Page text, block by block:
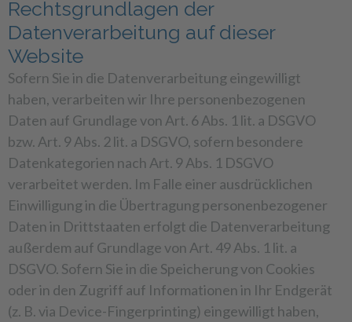
Rechtsgrundlagen der
Datenverarbeitung auf dieser
Website
Sofern Sie in die Datenverarbeitung eingewilligt
haben, verarbeiten wir Ihre personenbezogenen
Daten auf Grundlage von Art. 6 Abs. 1 lit. a DSGVO
bzw. Art. 9 Abs. 2 lit. a DSGVO, sofern besondere
Datenkategorien nach Art. 9 Abs. 1 DSGVO
verarbeitet werden. Im Falle einer ausdrücklichen
Einwilligung in die Übertragung personenbezogener
Daten in Drittstaaten erfolgt die Datenverarbeitung
außerdem auf Grundlage von Art. 49 Abs. 1 lit. a
DSGVO. Sofern Sie in die Speicherung von Cookies
oder in den Zugriff auf Informationen in Ihr Endgerät
(z. B. via Device-Fingerprinting) eingewilligt haben,